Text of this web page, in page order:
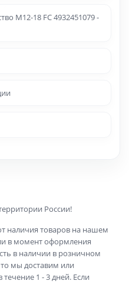
M12-18 FC 4932451079 -
России!
наличия товаров на нашем
в момент оформления
в наличии в розничном
мы доставим или
1 - 3 дней. Если